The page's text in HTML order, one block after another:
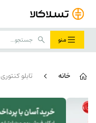
منو
خانه تابلو کنتوری